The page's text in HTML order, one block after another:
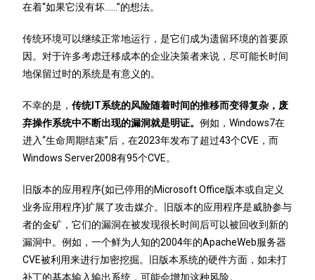
在着“如果它没有坏……”的想法。
传统环境可以继续正常地运行，是它们成为遗留环境的首要原
因。对于许多考虑迁移成本的企业决策者来说，尽可能长时间
地保留过时的系统是有意义的。
不幸的是，传统IT系统的风险随着时间的推移而变得复杂，废
弃操作系统中不断出现的漏洞就是明证。例如，Windows7在
进入“生命周期结束”后，在2023年发布了超过43个CVE，而
Windows Server2008有95个CVE。
旧版本的应用程序(如已停用的Microsoft Office版本或自定义
业务应用程序)扩展了攻击媒介。旧版本的应用程序是威胁参与
者的金矿，它们的漏洞在被发现很长时间后可以被回收到新的
漏洞中。例如，一个鲜为人知的2004年的ApacheWeb服务器
CVE被利用来进行加密挖掘。旧版本系统的硬件方面，如未打
补丁的基本输入输出系统，可能会增加这种风险。